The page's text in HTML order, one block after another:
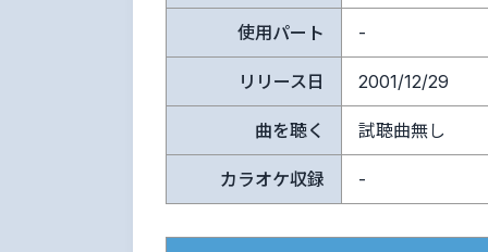
使用パート -
リリース日 2001/12/29
曲を聴く 試聴曲無し
カラオケ収録 -